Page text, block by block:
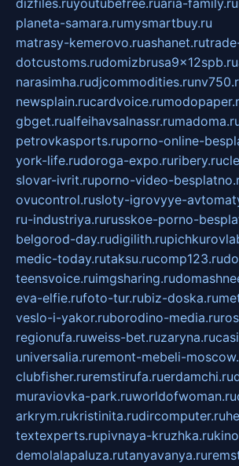
dizfiles.ruyoutubefree.ruaria-family.ru
planeta-samara.rumysmartbuy.ru
matrasy-kemerovo.ruashanet.ru
dotcustoms.rudomizbrusa9x12spb.ru
narasimha.rudjcommodities.ru
newsplain.rucardvoice.ru
gbget.rualfeihavsalnassr.ru
petrovkasports.ruporno-online-
york-life.rudoroga-expo.ruribery.ru
slovar-ivrit.ruporno-video-
ovucontrol.rusloty-igrovyye-
ru-industriya.rurusskoe-porno-
belgorod-day.rudigilith.ru
medic-today.rutaksu.rucomp123.ru
teensvoice.ruimgsharing.ru
eva-elfie.rufoto-tur.rubiz-doska.ru
veslo-i-yakor.ruborodino-media.ru
regionufa.ruweiss-bet.ruzaryna.ru
universalia.ruremont-mebeli-
clubfisher.ruremstirufa.ruerdamchi.ru
muraviovka-park.ruworldofwoman.ru
arkrym.rukristinita.rudircomputer.ru
textexperts.rupivnaya-kruzhka.ru
demolalapaluza.rutanyavanya.ru